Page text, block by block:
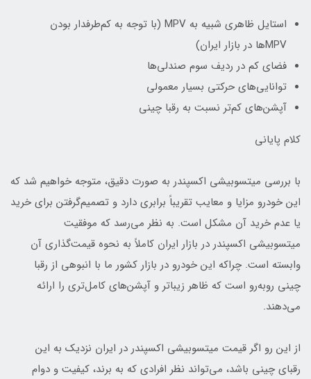
استایل ظاهری شبیه به MPV (با توجه به کم‌طرفدار بودن
MPVها در بازار ایران)
فضای کم در ردیف سوم صندلی‌ها
توانایی‌های حرکتی بسیار معمولی
آپشن‌های کم‌تر نسبت به رقبا چینی
کلام پایانی
با بررسی میتسوبیشی اکسپندر به صورت دقیق، متوجه خواهیم شد که
این خودرو مزایا و معایب تقریباً برابری دارد و تصمیم‌گرفتن برای خرید
یا عدم خرید آن مشکل است. به نظر می‌رسد که موفقیت
میتسوبیشی اکسپندر در بازار ایران کاملاً به نحوه قیمت‌گذاری آن
وابسته است. چراکه این خودرو در بازار کشور ما با انبوهی از رقبا
چینی روبه‌رو است که ظاهر زیباتر و آپشن‌های کامل‌تری را ارائه
می‌دهند.
از این رو اگر قیمت میتسوبیشی اکسپندر در ایران نزدیک به این
رقبای چینی باشد، می‌تواند نظر افرادی که به برند، کیفیت و دوام